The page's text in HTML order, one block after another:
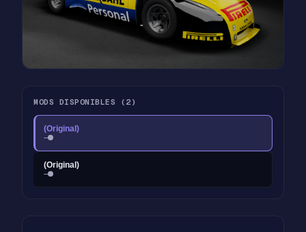
MODS DISPONIBLES (2)
(Original)
—
(Original)
—